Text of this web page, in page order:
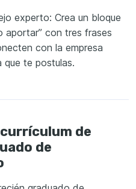
experto: Crea un bloque
aportar” con tres frases
con la empresa
que te postulas.
de
de